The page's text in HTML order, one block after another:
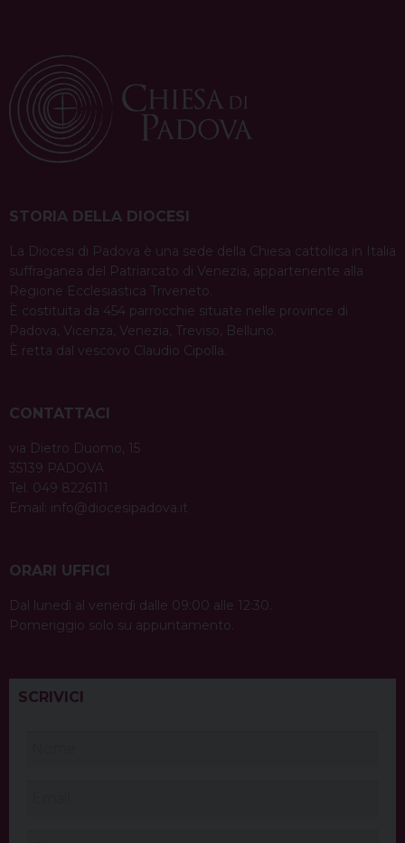
STORIA DELLA DIOCESI
La Diocesi di Padova è una sede della Chiesa cattolica in Italia
suffraganea del Patriarcato di Venezia, appartenente alla
Regione Ecclesiastica Triveneto.
È costituita da 454 parrocchie situate nelle province di
Padova, Vicenza, Venezia, Treviso, Belluno.
È retta dal vescovo Claudio Cipolla.
CONTATTACI
via Dietro Duomo, 15
35139 PADOVA
Tel. 049 8226111
Email: info@diocesipadova.it
ORARI UFFICI
Dal lunedì al venerdì dalle 09:00 alle 12:30.
Pomeriggio solo su appuntamento.
SCRIVICI